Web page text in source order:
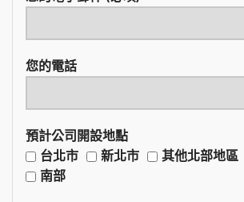
您的電話
預計公司開設地點
台北市
新北市 其他北部地區
南部